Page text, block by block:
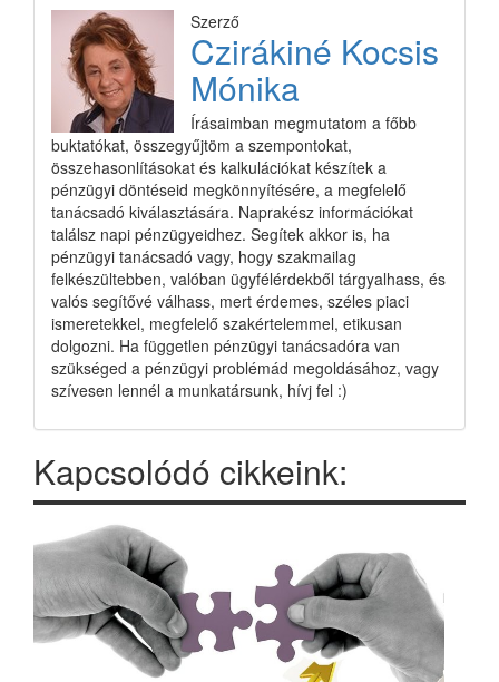
Szerző
Czirákiné Kocsis
Mónika
Írásaimban megmutatom a főbb
buktatókat, összegyűjtöm a szempontokat,
összehasonlításokat és kalkulációkat készítek a
pénzügyi döntéseid megkönnyítésére, a megfelelő
tanácsadó kiválasztására. Naprakész információkat
találsz napi pénzügyeidhez. Segítek akkor is, ha
pénzügyi tanácsadó vagy, hogy szakmailag
felkészültebben, valóban ügyfélérdekből tárgyalhass, és
valós segítővé válhass, mert érdemes, széles piaci
ismeretekkel, megfelelő szakértelemmel, etikusan
dolgozni. Ha független pénzügyi tanácsadóra van
szükséged a pénzügyi problémád megoldásához, vagy
szívesen lennél a munkatársunk, hívj fel :)
Kapcsolódó cikkeink: